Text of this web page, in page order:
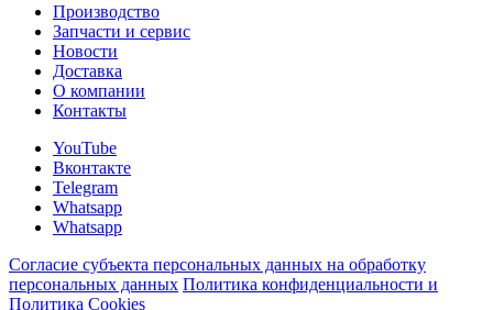
Производство
Запчасти и сервис
Новости
Доставка
О компании
Контакты
YouTube
Вконтакте
Telegram
Whatsapp
Whatsapp
Согласие субъекта персональных данных на обработку
персональных данных Политика конфиденциальности и
Политика Cookies